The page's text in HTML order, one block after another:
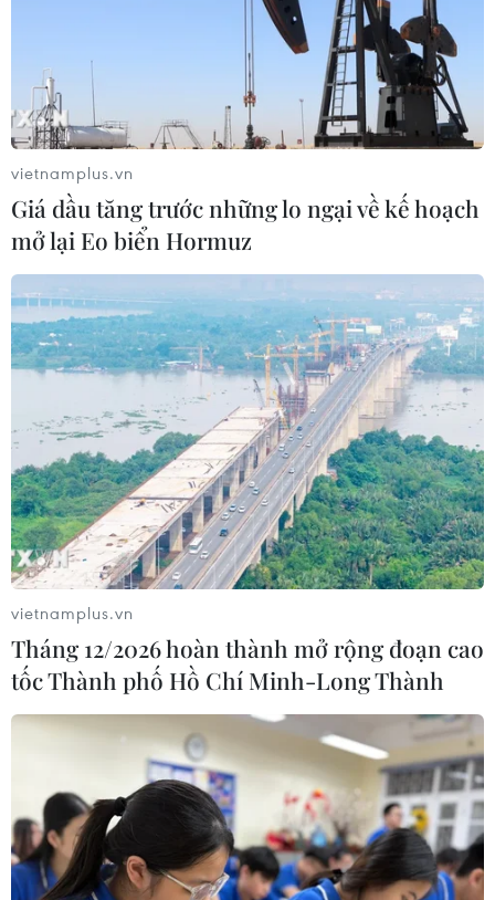
vietnamplus.vn
Giá dầu tăng trước những lo ngại về kế hoạch
mở lại Eo biển Hormuz
vietnamplus.vn
Tháng 12/2026 hoàn thành mở rộng đoạn cao
tốc Thành phố Hồ Chí Minh-Long Thành